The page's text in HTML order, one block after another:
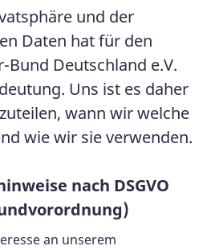
und der
Daten hat für den
Deutschland e.V.
Uns ist es daher
wann wir welche
wie wir sie verwenden.
nach DSGVO
an unserem